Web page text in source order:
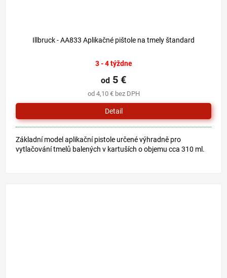
Illbruck - AA833 Aplikačné pištole na tmely štandard
3 - 4 týždne
od 4,10 € bez DPH
od 5 €
Detail
Základní model aplikační pistole určené výhradně pro
vytlačování tmelů balených v kartuších o objemu cca 310 ml.